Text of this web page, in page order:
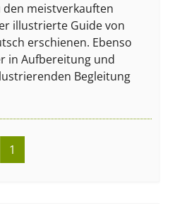
den meistverkauften
illustrierte Guide von
erschienen. Ebenso
in Aufbereitung und
Begleitung
1